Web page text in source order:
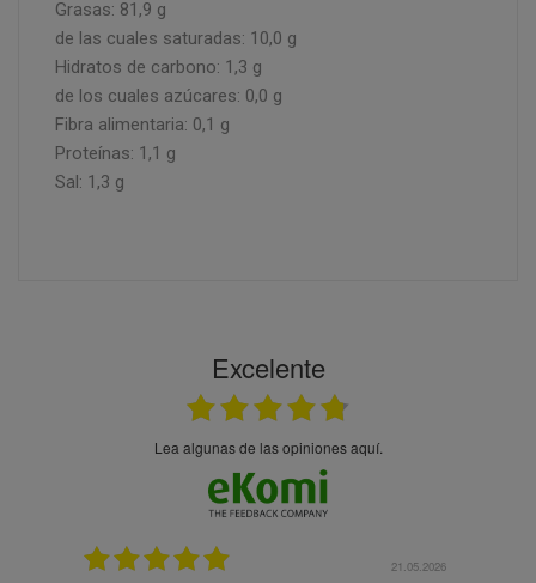
Grasas: 81,9 g
de las cuales saturadas: 10,0 g
Hidratos de carbono: 1,3 g
de los cuales azúcares: 0,0 g
Fibra alimentaria: 0,1 g
Proteínas: 1,1 g
Sal: 1,3 g
Excelente
Lea algunas de las opiniones aquí.
21.05.2026